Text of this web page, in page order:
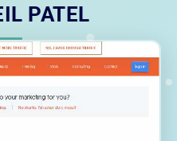
PATEL